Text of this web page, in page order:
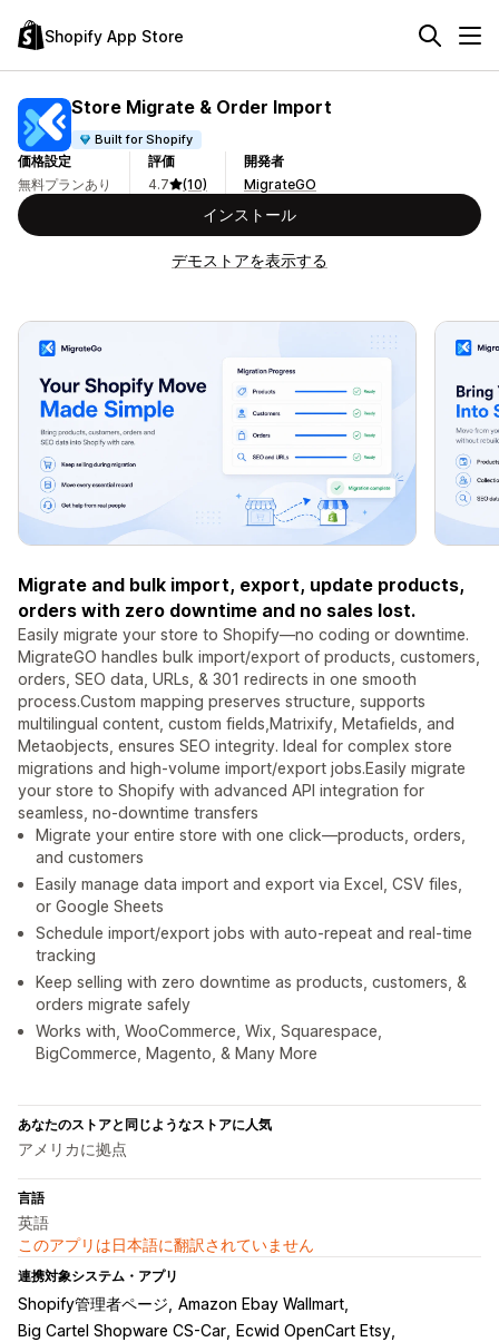
Shopify App Store
Store Migrate & Order Import
Built for Shopify
価格設定
無料プランあり
評価
4.7
(10)
開発者
MigrateGO
インストール
デモストアを表示する
Migrate and bulk import, export, update products,
orders with zero downtime and no sales lost.
Easily migrate your store to Shopify—no coding or downtime.
MigrateGO handles bulk import/export of products, customers,
orders, SEO data, URLs, & 301 redirects in one smooth
process.Custom mapping preserves structure, supports
multilingual content, custom fields,Matrixify, Metafields, and
Metaobjects, ensures SEO integrity. Ideal for complex store
migrations and high-volume import/export jobs.Easily migrate
your store to Shopify with advanced API integration for
seamless, no-downtime transfers
Migrate your entire store with one click—products, orders,
and customers
Easily manage data import and export via Excel, CSV files,
or Google Sheets
Schedule import/export jobs with auto-repeat and real-time
tracking
Keep selling with zero downtime as products, customers, &
orders migrate safely
Works with, WooCommerce, Wix, Squarespace,
BigCommerce, Magento, & Many More
あなたのストアと同じようなストアに人気
アメリカに拠点
言語
英語
このアプリは日本語に翻訳されていません
連携対象システム・アプリ
Shopify管理者ページ Amazon Ebay Wallmart
Big Cartel Shopware CS-Car
Ecwid OpenCart Etsy